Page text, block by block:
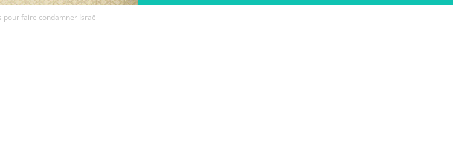
pour faire condamner Israël